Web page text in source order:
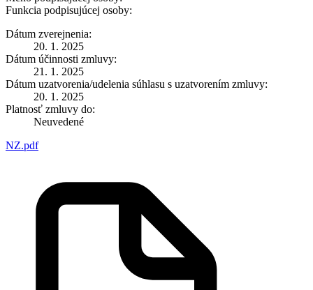
Funkcia podpisujúcej osoby:
Dátum zverejnenia:
20. 1. 2025
Dátum účinnosti zmluvy:
21. 1. 2025
Dátum uzatvorenia/udelenia súhlasu s uzatvorením zmluvy:
20. 1. 2025
Platnosť zmluvy do:
Neuvedené
NZ.pdf